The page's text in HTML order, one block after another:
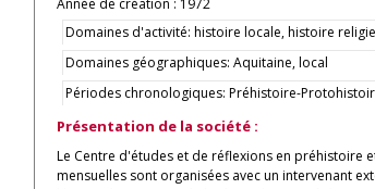
Année de création : 1972
Domaines d'activité: histoire locale, histoire
Domaines géographiques: Aquitaine, local
Périodes chronologiques: Préhistoire-
Présentation de la société :
Le Centre d'études et de réflexions en préhistoire
mensuelles sont organisées avec un intervenant